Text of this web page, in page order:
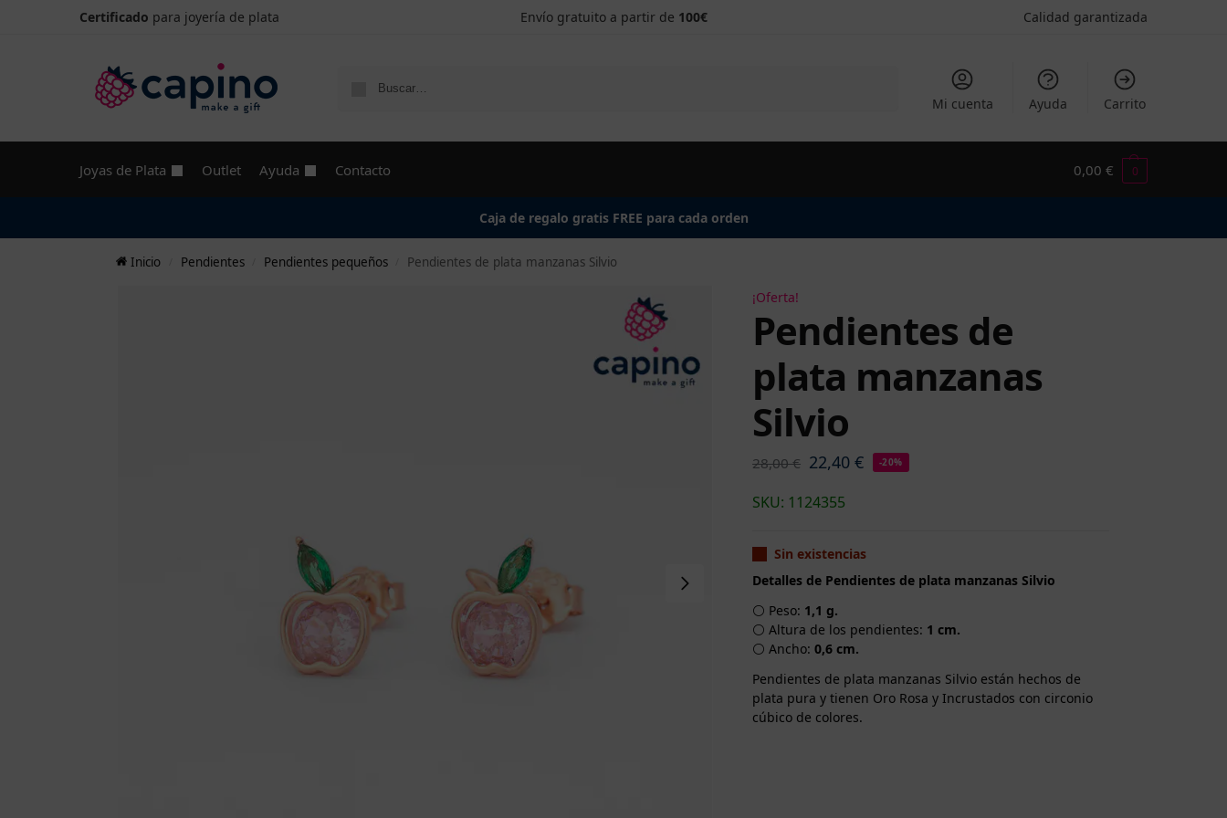
Certificado para joyería de plata Envío gratuito a partir de 100€ Calidad garantizada
Mi cuenta Ayuda Carrito
Joyas de Plata Outlet Ayuda Contacto 0,00 € 0
Caja de regalo gratis FREE para cada orden
Inicio Pendientes Pendientes pequeños Pendientes de plata manzanas Silvio
¡Oferta!
Pendientes de
plata manzanas
Silvio
28,00€ 22,40€ -20%
SKU: 1124355
Sin existencias
Detalles de Pendientes de plata manzanas Silvio
⚪ Peso: 1,1 g.
⚪ Altura de los pendientes: 1 cm.
⚪ Ancho:0,6 cm.
Pendientes de plata manzanas Silvio están hechos de
plata pura y tienen Oro Rosa y Incrustados con circonio
cúbico de colores.